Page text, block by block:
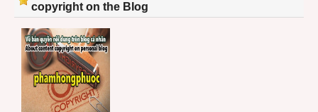
copyright on the Blog